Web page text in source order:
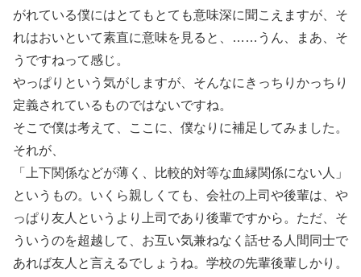
がれている僕にはとてもとても意味深に聞こえますが、そ
れはおいといて素直に意味を見ると、……うん、まあ、そ
うですねって感じ。
やっぱりという気がしますが、そんなにきっちりかっちり
定義されているものではないですね。
そこで僕は考えて、ここに、僕なりに補足してみました。
それが、
「上下関係などが薄く、比較的対等な血縁関係にない人」
というもの。いくら親しくても、会社の上司や後輩は、や
っぱり友人というより上司であり後輩ですから。ただ、そ
ういうのを超越して、お互い気兼ねなく話せる人間同士で
あれば友人と言えるでしょうね。学校の先輩後輩しかり。